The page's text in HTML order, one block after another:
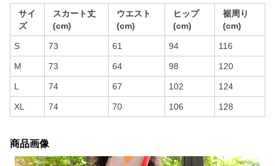
サイ
ズ
スカート丈
(cm)
ウエスト
(cm)
ヒップ
(cm)
裾周り
(cm)
S 73 61 94 116
M 73 64 98 120
L 74 67 102 124
XL 74 70 106 128
商品画像